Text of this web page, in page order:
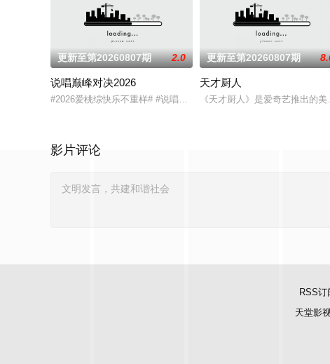
更新至第20260807期 2.0
说唱巅峰对决2026
#2026爱桃综快乐不重样# #说唱十周年巅峰对决#全新升级归来，这
更新至第20260807期
天才厨人
《天才厨人》是爱奇艺推出的
影片评论
RSS订
天堂影